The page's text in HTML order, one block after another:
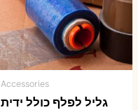
Accessories
גליל לפלף כולל ידית